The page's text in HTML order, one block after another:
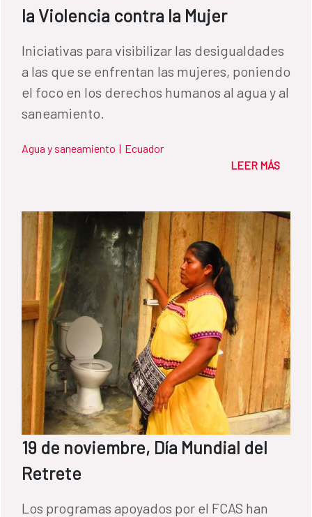
la Violencia contra la Mujer
Iniciativas para visibilizar las desigualdades
a las que se enfrentan las mujeres, poniendo
el foco en los derechos humanos al agua y al
saneamiento.
Agua y saneamiento | Ecuador
LEER MÁS
19 de noviembre, Día Mundial del
Retrete
Los programas apoyados por el FCAS han